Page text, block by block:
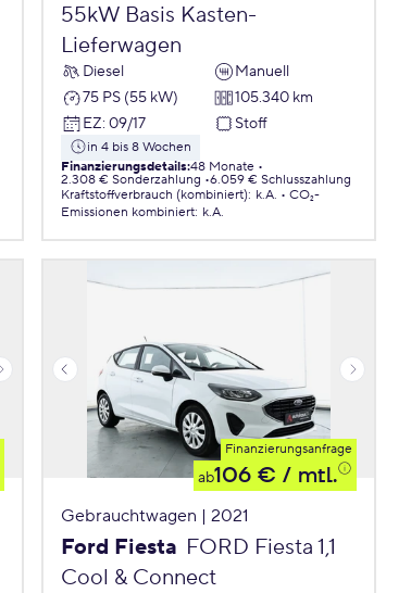
55kW Basis Kasten-
Lieferwagen
Diesel
Manuell
75 PS (55 kW)
105.340 km
EZ: 09/17 Stoff
in 4 bis 8 Wochen
Finanzierungsdetails:48 Monate
2.308 € Sonderzahlung 6.059 € Schlusszahlung
Kraftstoffverbrauch (kombiniert): k.A.
CO₂-
Emissionen kombiniert: k.A.
Finanzierungsanfrage
ab106 € / mtl.
Gebrauchtwagen | 2021
Ford Fiesta FORD Fiesta 1,1
Cool & Connect